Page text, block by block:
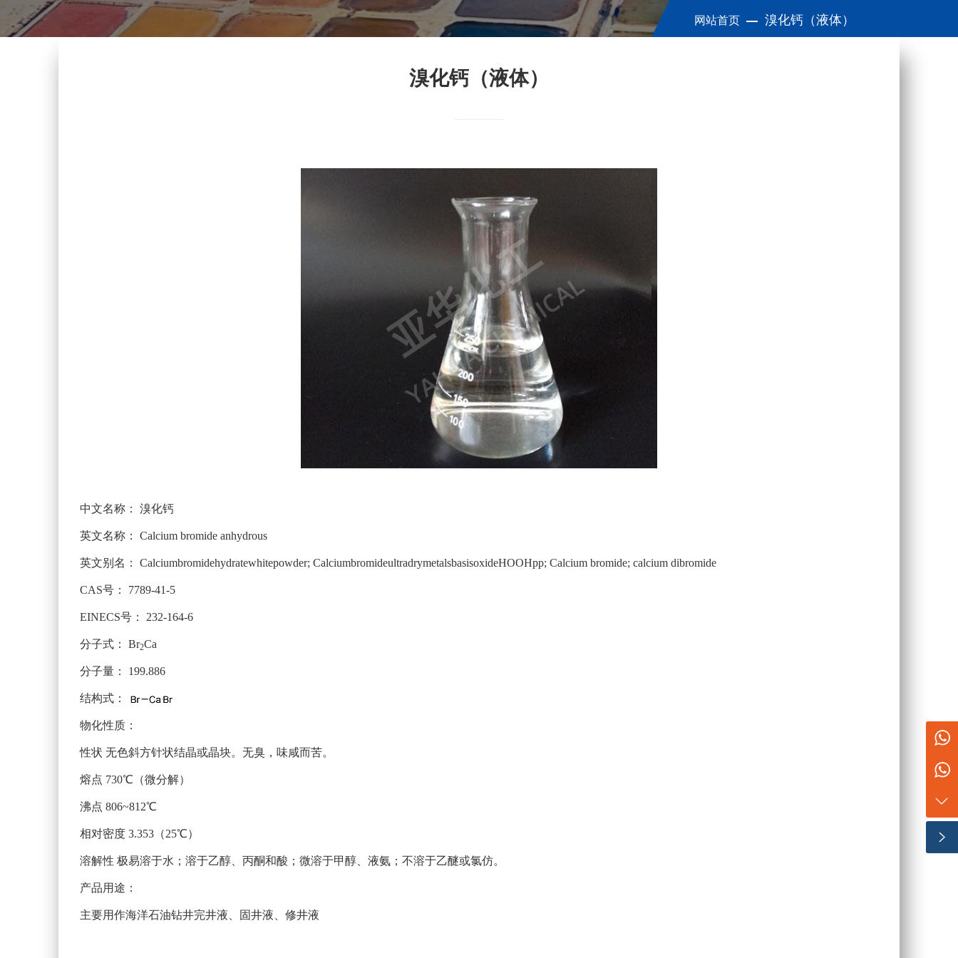
网站首页 溴化钙（液体）
溴化钙（液体）
中文名称： 溴化钙
英文名称： Calcium bromide anhydrous
英文别名： Calciumbromidehydratewhitepowder; CalciumbromideultradrymetalsbasisoxideHOOHpp; Calcium bromide; calcium dibromide
CAS号： 7789-41-5
EINECS号： 232-164-6
分子式： Br2Ca
分子量： 199.886
结构式：
物化性质：
性状 无色斜方针状结晶或晶块。无臭，味咸而苦。
熔点 730℃（微分解）
沸点 806~812℃
相对密度 3.353（25℃）
溶解性 极易溶于水；溶于乙醇、丙酮和酸；微溶于甲醇、液氨；不溶于乙醚或氯仿。
产品用途：
主要用作海洋石油钻井完井液、固井液、修井液